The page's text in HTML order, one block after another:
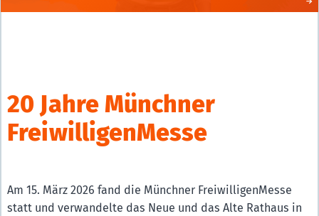
20 Jahre Münchner
FreiwilligenMesse
Am 15. März 2026 fand die Münchner FreiwilligenMesse
statt und verwandelte das Neue und das Alte Rathaus in